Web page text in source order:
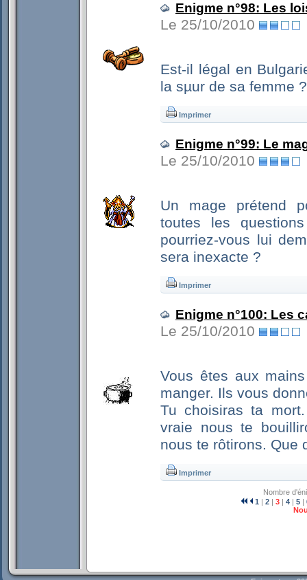
Enigme n°98: Les
Le 25/10/2010
Est-il légal en
la sµur de sa femme ?
Imprimer
Enigme n°99: Le
Le 25/10/2010
Un mage prétend
toutes les
pourriez-vous lui
sera inexacte ?
Imprimer
Enigme n°100: Les
Le 25/10/2010
Vous êtes aux
manger. Ils vous
Tu choisiras ta
vraie nous te
nous te rôtirons. Que
Imprimer
Nombre
1 | 2 | 3 | 4 | 5 |